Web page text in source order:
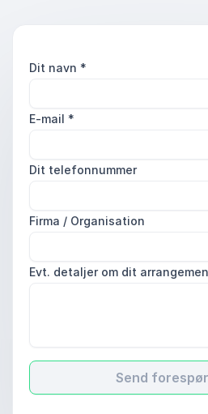
Dit navn *
E-mail *
Dit telefonnummer
Firma / Organisation
Evt. detaljer om dit
Send